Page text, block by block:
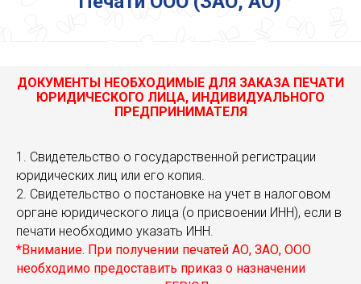
ДОКУМЕНТЫ НЕОБХОДИМЫЕ ДЛЯ ЗАКАЗА ПЕЧАТИ
ЮРИДИЧЕСКОГО ЛИЦА, ИНДИВИДУАЛЬНОГО
ПРЕДПРИНИМАТЕЛЯ
1. Свидетельство о государственной регистрации
юридических лиц или его копия.
2. Свидетельство о постановке на учет в налоговом
органе юридического лица (о присвоении ИНН), если в
печати необходимо указать ИНН.
*Внимание. При получении печатей АО, ЗАО, ООО
необходимо предоставить приказ о назначении